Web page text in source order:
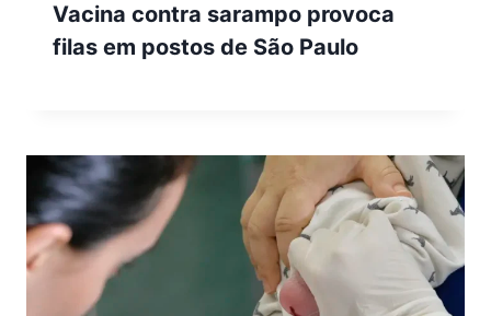
Vacina contra sarampo provoca
filas em postos de São Paulo